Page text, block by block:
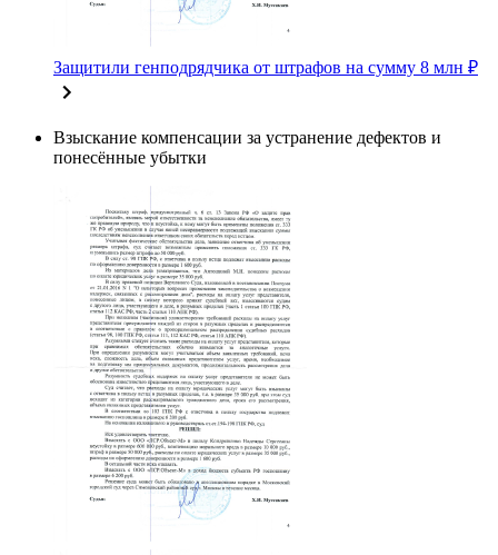
Защитили генподрядчика от штрафов на сумму 8 млн ₽
Взыскание компенсации за устранение дефектов и
понесённые убытки